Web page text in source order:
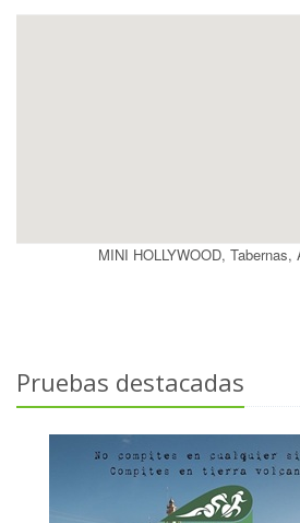
MINI HOLLYWOOD,
Pruebas destacadas